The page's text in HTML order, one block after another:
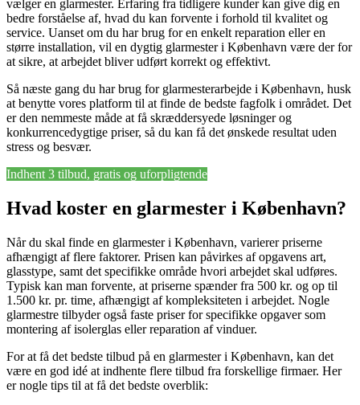
vælger en glarmester. Erfaring fra tidligere kunder kan give dig en
bedre forståelse af, hvad du kan forvente i forhold til kvalitet og
service. Uanset om du har brug for en enkelt reparation eller en
større installation, vil en dygtig glarmester i København være der for
at sikre, at arbejdet bliver udført korrekt og effektivt.
Så næste gang du har brug for glarmesterarbejde i København, husk
at benytte vores platform til at finde de bedste fagfolk i området. Det
er den nemmeste måde at få skræddersyede løsninger og
konkurrencedygtige priser, så du kan få det ønskede resultat uden
stress og besvær.
Indhent 3 tilbud, gratis og uforpligtende
Hvad koster en glarmester i København?
Når du skal finde en glarmester i København, varierer priserne
afhængigt af flere faktorer. Prisen kan påvirkes af opgavens art,
glasstype, samt det specifikke område hvori arbejdet skal udføres.
Typisk kan man forvente, at priserne spænder fra 500 kr. og op til
1.500 kr. pr. time, afhængigt af kompleksiteten i arbejdet. Nogle
glarmestre tilbyder også faste priser for specifikke opgaver som
montering af isolerglas eller reparation af vinduer.
For at få det bedste tilbud på en glarmester i København, kan det
være en god idé at indhente flere tilbud fra forskellige firmaer. Her
er nogle tips til at få det bedste overblik: